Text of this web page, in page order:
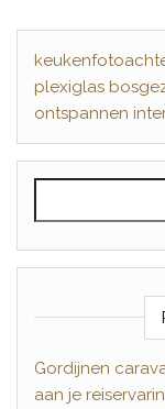
plexiglas
ontspannen
Gordijnen
aan je